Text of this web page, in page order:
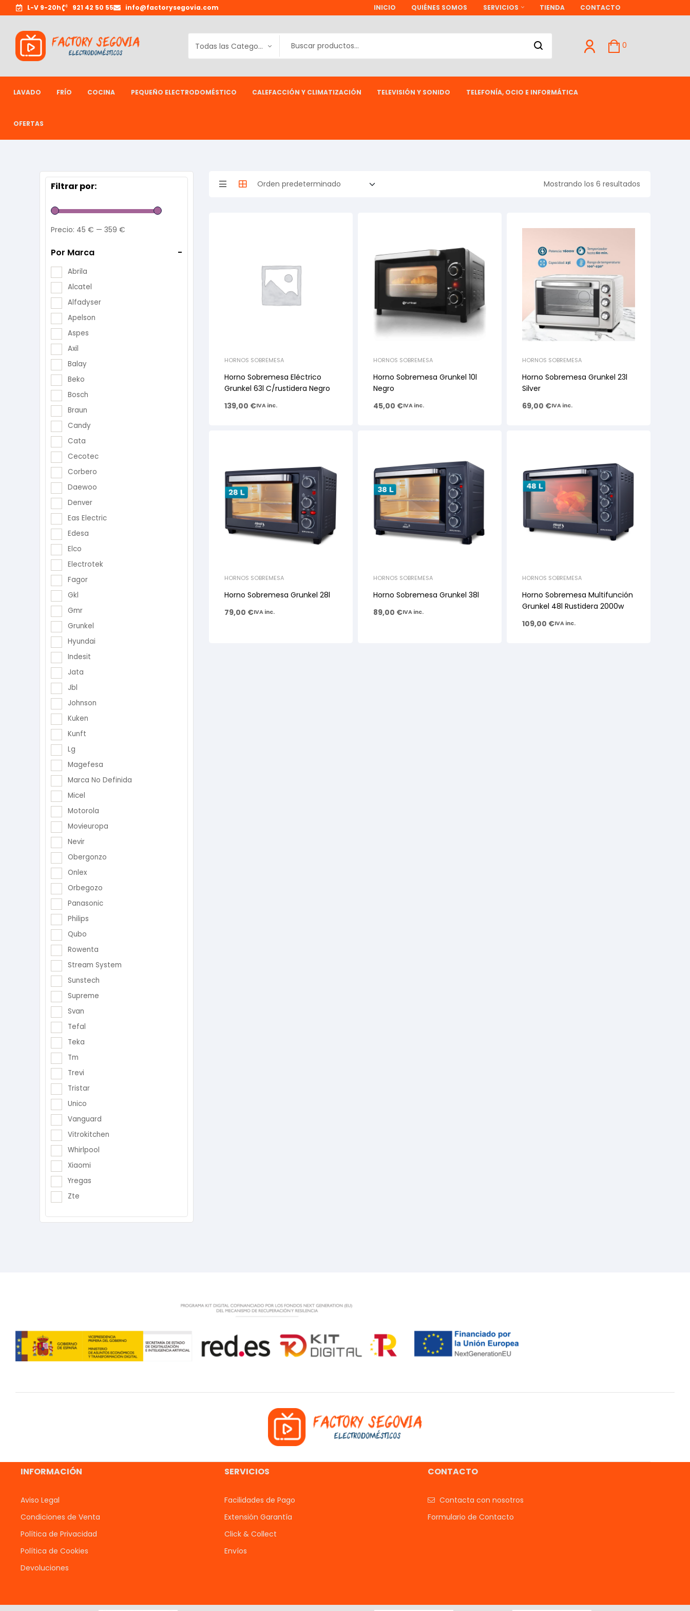
L-V 9-20h 921 42 50 55 info@factorysegovia.com INICIO QUIÉNES SOMOS SERVICIOS TIENDA CONTACTO
Todas las Categorías 0
LAVADO FRÍO COCINA PEQUEÑO ELECTRODOMÉSTICO CALEFACCIÓN Y CLIMATIZACIÓN TELEVISIÓN Y SONIDO TELEFONÍA, OCIO E INFORMÁTICA
OFERTAS
Mostrando los 6 resultados
HORNOS SOBREMESA
Horno Sobremesa Eléctrico
Grunkel 63l C/rustidera Negro
139,00 €IVA inc.
HORNOS SOBREMESA
Horno Sobremesa Grunkel 10l
Negro
45,00 €IVA inc.
HORNOS SOBREMESA
Horno Sobremesa Grunkel 23l
Silver
69,00 €IVA inc.
HORNOS SOBREMESA
Horno Sobremesa Grunkel 28l
79,00 €IVA inc.
HORNOS SOBREMESA
Horno Sobremesa Grunkel 38l
89,00 €IVA inc.
HORNOS SOBREMESA
Horno Sobremesa Multifunción
Grunkel 48l Rustidera 2000w
109,00 €IVA inc.
Filtrar por:
Precio: 45 € — 359 €
Por Marca -
Abrila
Alcatel
Alfadyser
Apelson
Aspes
Axil
Balay
Beko
Bosch
Braun
Candy
Cata
Cecotec
Corbero
Daewoo
Denver
Eas Electric
Edesa
Elco
Electrotek
Fagor
Gkl
Gmr
Grunkel
Hyundai
Indesit
Jata
Jbl
Johnson
Kuken
Kunft
Lg
Magefesa
Marca No Definida
Micel
Motorola
Movieuropa
Nevir
Obergonzo
Onlex
Orbegozo
Panasonic
Philips
Qubo
Rowenta
Stream System
Sunstech
Supreme
Svan
Tefal
Teka
Tm
Trevi
Tristar
Unico
Vanguard
Vitrokitchen
Whirlpool
Xiaomi
Yregas
Zte
INFORMACIÓN
Aviso Legal
Condiciones de Venta
Política de Privacidad
Política de Cookies
Devoluciones
SERVICIOS
Facilidades de Pago
Extensión Garantía
Click & Collect
Envíos
CONTACTO
Contacta con nosotros
Formulario de Contacto